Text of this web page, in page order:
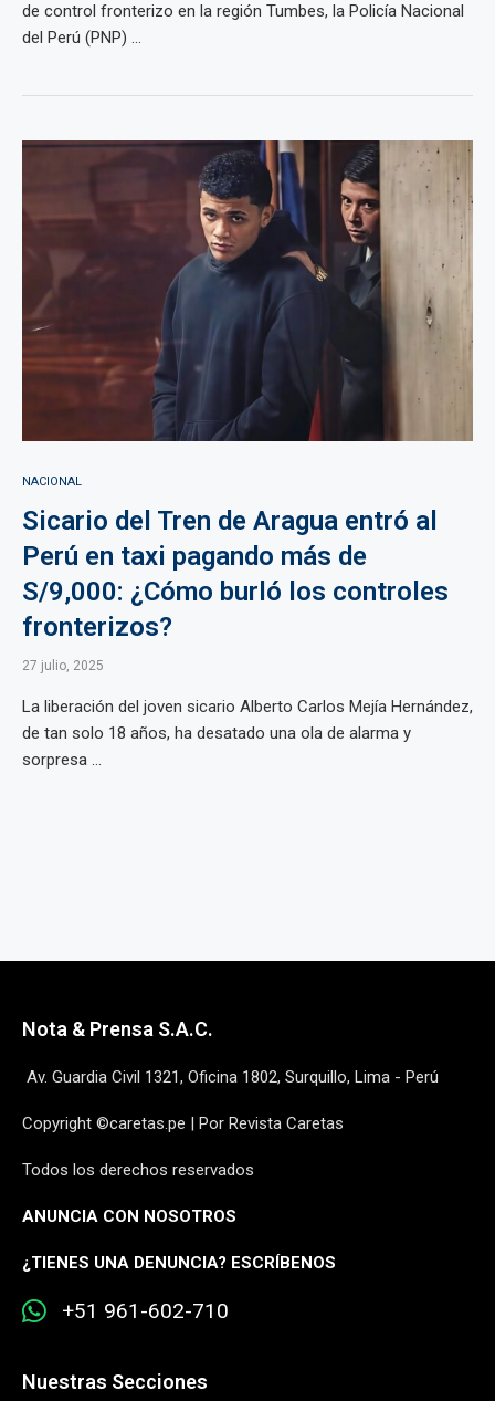
de control fronterizo en la región Tumbes, la Policía Nacional
del Perú (PNP) ...
NACIONAL
Sicario del Tren de Aragua entró al
Perú en taxi pagando más de
S/9,000: ¿Cómo burló los controles
fronterizos?
27 julio, 2025
La liberación del joven sicario Alberto Carlos Mejía Hernández,
de tan solo 18 años, ha desatado una ola de alarma y
sorpresa ...
Nota & Prensa S.A.C.
Av. Guardia Civil 1321, Oficina 1802, Surquillo, Lima - Perú
Copyright ©caretas.pe | Por Revista Caretas
Todos los derechos reservados
ANUNCIA CON NOSOTROS
¿TIENES UNA DENUNCIA? ESCRÍBENOS
+51 961-602-710
Nuestras Secciones